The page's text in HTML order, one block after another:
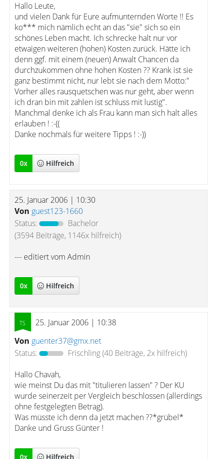
Hallo Leute,
und vielen Dank für Eure aufmunternden Worte !! Es
ko*** mich nämlich echt an das "sie" sich so ein
schönes Leben macht. Ich schrecke halt nur vor
etwaigen weiteren (hohen) Kosten zurück. Hätte ich
denn ggf. mit einem (neuen) Anwalt Chancen da
durchzukommen ohne hohen Kosten ?? Krank ist sie
ganz bestimmt nicht, nur lebt sie nach dem Motto:"
Vorher alles rausquetschen was nur geht, aber wenn
ich dran bin mit zahlen ist schluss mit lustig".
Manchmal denke ich als Frau kann man sich halt alles
erlauben ! :-((
Danke nochmals für weitere Tipps ! :-))
0x Hilfreich
25. Januar 2006 | 10:30
Von guest123-1660
Status:
Bachelor
(3594 Beiträge, 1146x hilfreich)
--- editiert vom Admin
0x Hilfreich
25. Januar 2006 | 10:38
Von guenter37@gmx.net
Status:
Frischling(40 Beiträge, 2x hilfreich)
Hallo Chavah,
wie meinst Du das mit "titulieren lassen" ? Der KU
wurde seinerzeit per Vergleich beschlossen (allerdings
ohne festgelegten Betrag).
Was müsste ich denn da jetzt machen ??*grübel*
Danke und Gruss Günter !
0x Hilfreich